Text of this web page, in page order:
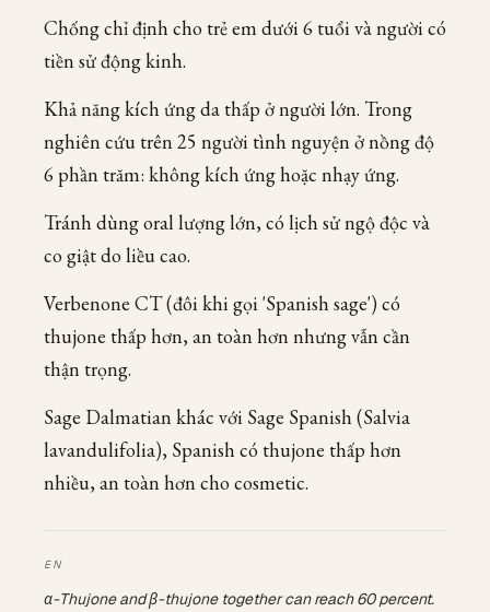
Chống chỉ định cho trẻ em dưới 6 tuổi và người có
tiền sử động kinh.
Khả năng kích ứng da thấp ở người lớn. Trong
nghiên cứu trên 25 người tình nguyện ở nồng độ
6 phần trăm: không kích ứng hoặc nhạy ứng.
Tránh dùng oral lượng lớn, có lịch sử ngộ độc và
co giật do liều cao.
Verbenone CT (đôi khi gọi 'Spanish sage') có
thujone thấp hơn, an toàn hơn nhưng vẫn cần
thận trọng.
Sage Dalmatian khác với Sage Spanish (Salvia
lavandulifolia), Spanish có thujone thấp hơn
nhiều, an toàn hơn cho cosmetic.
α-Thujone and β-thujone together can reach 60 percent.